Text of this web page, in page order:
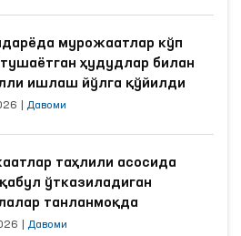
мурожаатлар кўп
ҳудудлар билан
ишлаш йўлга қўйилди
Давоми
таҳлили асосида
ўтказиладиган
танланмоқда
Давоми